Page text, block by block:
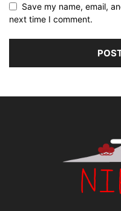
Save my name, email,
next time I comment.